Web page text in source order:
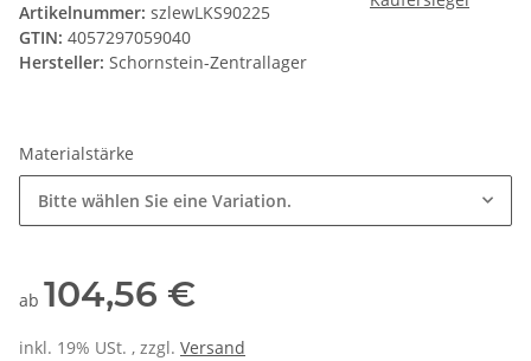
Artikelnummer: szlewLKS90225
GTIN: 4057297059040
Hersteller: Schornstein-Zentrallager
Materialstärke
Bitte wählen Sie eine Variation.
ab 104,56 €
inkl. 19% USt. , zzgl. Versand